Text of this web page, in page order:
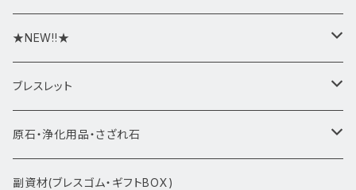
★NEW!!★
★新入荷1/28~
ブレスレット
ブレスレット1点物
アマビエシリーズ
原石・浄化用品・さざれ石
浄化さざれ石
副資材(ブレスゴム・ギフトBOX)